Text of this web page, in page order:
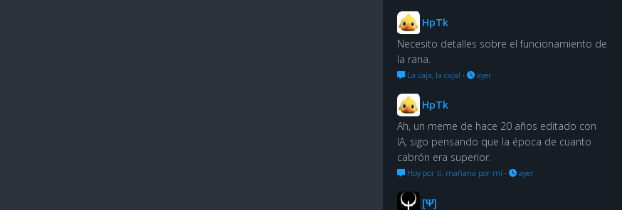
HpTk
Necesito detalles sobre el funcionamiento de
la rana.
La caja, la caja! · ayer
HpTk
Ah, un meme de hace 20 años editado con
IA, sigo pensando que la época de cuanto
cabrón era superior.
Hoy por ti, mañana por mí · ayer
[Ψ]